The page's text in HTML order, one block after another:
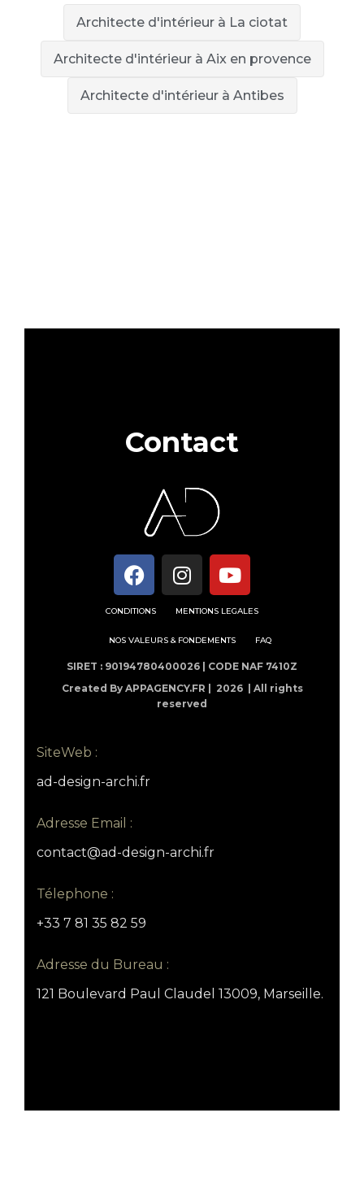
Architecte d'intérieur à La ciotat
Architecte d'intérieur à Aix en provence
Architecte d'intérieur à Antibes
Contact
CONDITIONS MENTIONS LEGALES
NOS VALEURS & FONDEMENTS FAQ
SIRET : 90194780400026 | CODE NAF 7410Z
Created By APPAGENCY.FR | 2026 | All rights
reserved
SiteWeb :
ad-design-archi.fr
Adresse Email :
contact@ad-design-archi.fr
Télephone :
+33 7 81 35 82 59
Adresse du Bureau :
121 Boulevard Paul Claudel 13009, Marseille.